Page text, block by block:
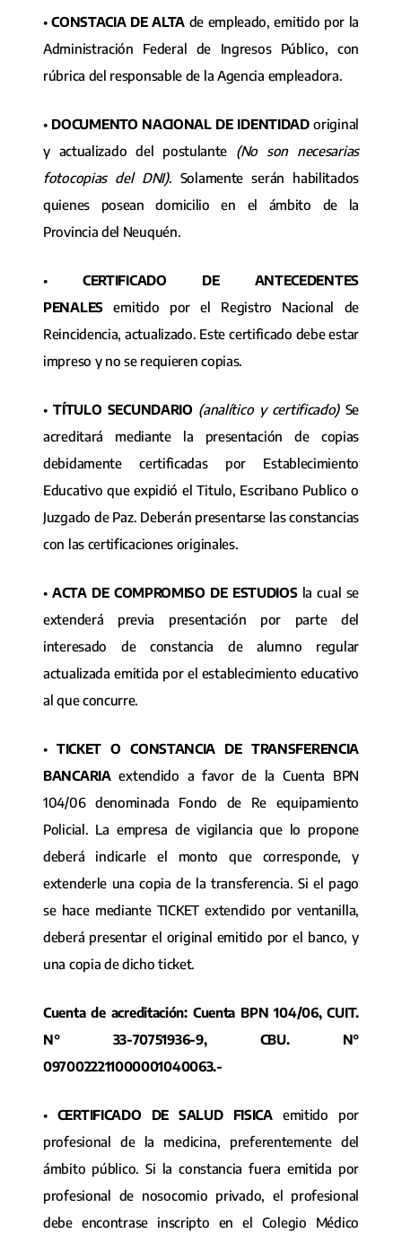
•CONSTACIA DE ALTAde empleado, emitido por la
Administración Federal de Ingresos Público, con
rúbrica del responsable de la Agencia empleadora.
• DOCUMENTO NACIONAL DE IDENTIDADoriginal
y actualizado del postulante (No son necesarias
fotocopias del DNI). Solamente serán habilitados
quienes posean domicilio en el ámbito de la
Provincia del Neuquén.
• CERTIFICADO DE ANTECEDENTES
PENALESemitido por el Registro Nacional de
Reincidencia, actualizado. Este certificado debe estar
impreso y no se requieren copias.
•TÍTULO SECUNDARIO (analítico y certificado)Se
acreditará mediante la presentación de copias
debidamente certificadas por Establecimiento
Educativo que expidió el Titulo, Escribano Publico o
Juzgado de Paz. Deberán presentarse las constancias
con las certificaciones originales.
•ACTA DE COMPROMISO DE ESTUDIOSla cual se
extenderá previa presentación por parte del
interesado de constancia de alumno regular
actualizada emitida por el establecimiento educativo
al que concurre.
• TICKET O CONSTANCIA DE TRANSFERENCIA
BANCARIAextendido a favor de la Cuenta BPN
104/06 denominada Fondo de Re equipamiento
Policial. La empresa de vigilancia que lo propone
deberá indicarle el monto que corresponde, y
extenderle una copia de la transferencia. Si el pago
se hace mediante TICKET extendido por ventanilla,
deberá presentar el original emitido por el banco, y
una copia de dicho ticket.
Cuenta de acreditación: Cuenta BPN 104/06, CUIT.
N° 33-70751936-9, CBU. N°
0970022211000001040063.-
• CERTIFICADO DE SALUD FISICAemitido por
profesional de la medicina, preferentemente del
ámbito público. Si la constancia fuera emitida por
profesional de nosocomio privado, el profesional
debe encontrase inscripto en el Colegio Médico